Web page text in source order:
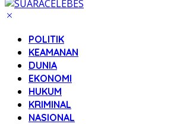
POLITIK
KEAMANAN
DUNIA
EKONOMI
HUKUM
KRIMINAL
NASIONAL